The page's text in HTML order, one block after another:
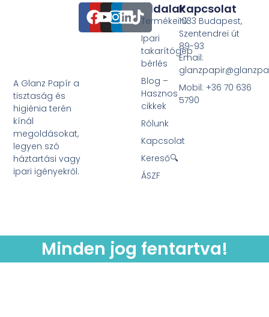
A Glanz Papír a
tisztaság és
higiénia terén
kínál
megoldásokat,
legyen szó
háztartási vagy
ipari igényekről.
Oldalak
Termékeink
Ipari
takarítógép
bérlés
Blog –
Hasznos
cikkek
Rólunk
Kapcsolat
Kereső🔍
ÁSZF
Kapcsolat
1033 Budapest,
Szentendrei út
89-93
Email:
Mobil: +36 70 636
5790
Minden jog fentartva!